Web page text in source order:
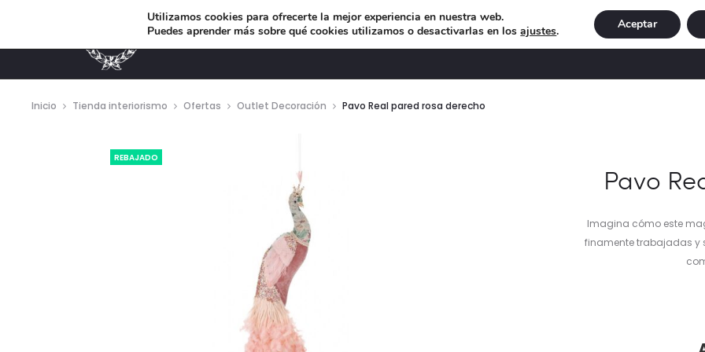
MUEBLES DE DISEÑO ILUMINACIÓN NAVIDAD
Inicio Tienda interiorismo Ofertas Outlet Decoración Pavo Real pared rosa derecho
REBAJADO
Pavo
Imagina cómo este
finamente trabajadas y
Utilizamos cookies para ofrecerte la mejor experiencia en nuestra web.
Puedes aprender más sobre qué cookies utilizamos o desactivarlas en losajustes. Aceptar